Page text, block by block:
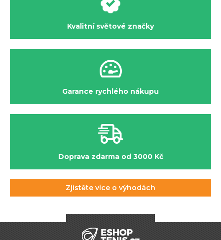
Kvalitní světové značky
Garance rychlého nákupu
Doprava zdarma od 3000 Kč
Zjistěte více o výhodách